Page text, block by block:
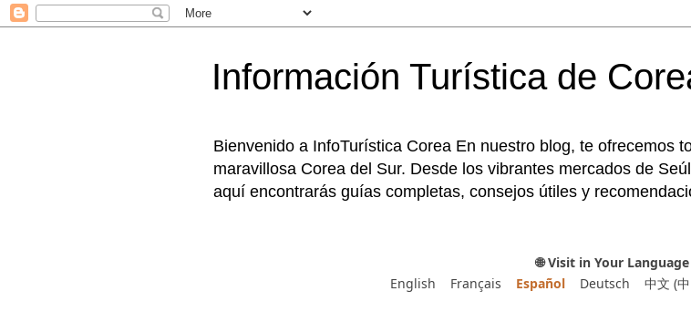
Información Turística de
Bienvenido a InfoTurística Corea En nuestro blog, te ofrecemos
maravillosa Corea del Sur. Desde los vibrantes mercados de
aquí encontrarás guías completas, consejos útiles y
🌐 Visit in Your Language
English
Français Español Deutsch 中文 (